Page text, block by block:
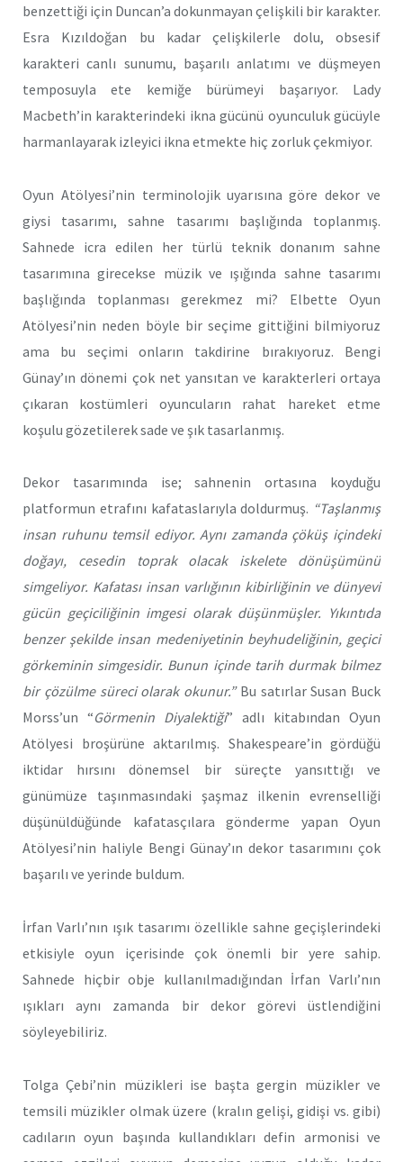
benzettiği için Duncan’a dokunmayan çelişkili bir karakter.
Esra Kızıldoğan bu kadar çelişkilerle dolu, obsesif
karakteri canlı sunumu, başarılı anlatımı ve düşmeyen
temposuyla ete kemiğe bürümeyi başarıyor. Lady
Macbeth’in karakterindeki ikna gücünü oyunculuk gücüyle
harmanlayarak izleyici ikna etmekte hiç zorluk çekmiyor.
Oyun Atölyesi’nin terminolojik uyarısına göre dekor ve
giysi tasarımı, sahne tasarımı başlığında toplanmış.
Sahnede icra edilen her türlü teknik donanım sahne
tasarımına girecekse müzik ve ışığında sahne tasarımı
başlığında toplanması gerekmez mi? Elbette Oyun
Atölyesi’nin neden böyle bir seçime gittiğini bilmiyoruz
ama bu seçimi onların takdirine bırakıyoruz. Bengi
Günay’ın dönemi çok net yansıtan ve karakterleri ortaya
çıkaran kostümleri oyuncuların rahat hareket etme
koşulu gözetilerek sade ve şık tasarlanmış.
Dekor tasarımında ise; sahnenin ortasına koyduğu
platformun etrafını kafataslarıyla doldurmuş. “Taşlanmış
insan ruhunu temsil ediyor. Aynı zamanda çöküş içindeki
doğayı, cesedin toprak olacak iskelete dönüşümünü
simgeliyor. Kafatası insan varlığının kibirliğinin ve dünyevi
gücün geçiciliğinin imgesi olarak düşünmüşler. Yıkıntıda
benzer şekilde insan medeniyetinin beyhudeliğinin, geçici
görkeminin simgesidir. Bunun içinde tarih durmak bilmez
bir çözülme süreci olarak okunur.”Bu satırlar Susan Buck
Morss’un “Görmenin Diyalektiği” adlı kitabından Oyun
Atölyesi broşürüne aktarılmış. Shakespeare’in gördüğü
iktidar hırsını dönemsel bir süreçte yansıttığı ve
günümüze taşınmasındaki şaşmaz ilkenin evrenselliği
düşünüldüğünde kafatasçılara gönderme yapan Oyun
Atölyesi’nin haliyle Bengi Günay’ın dekor tasarımını çok
başarılı ve yerinde buldum.
İrfan Varlı’nın ışık tasarımı özellikle sahne geçişlerindeki
etkisiyle oyun içerisinde çok önemli bir yere sahip.
Sahnede hiçbir obje kullanılmadığından İrfan Varlı’nın
ışıkları aynı zamanda bir dekor görevi üstlendiğini
söyleyebiliriz.
Tolga Çebi’nin müzikleri ise başta gergin müzikler ve
temsili müzikler olmak üzere (kralın gelişi, gidişi vs. gibi)
cadıların oyun başında kullandıkları defin armonisi ve